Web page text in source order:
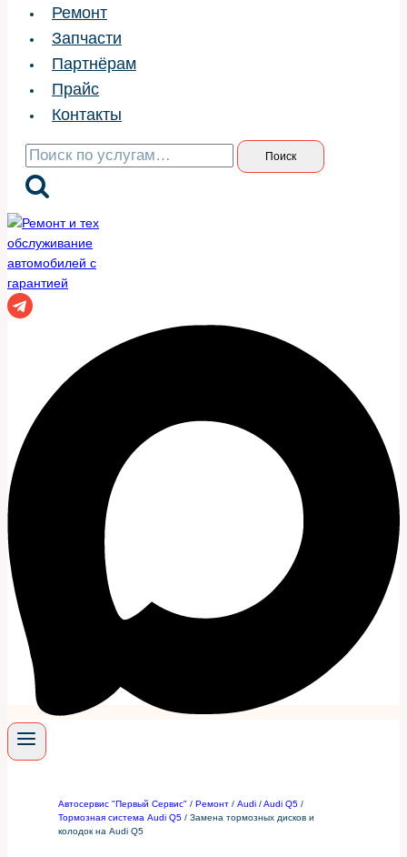
Ремонт
Запчасти
Партнёрам
Прайс
Контакты
Искать: Поиск
Автосервис "Первый Сервис" / Ремонт / Audi /Audi Q5 /
Тормозная система Audi Q5 / Замена тормозных дисков и
колодок на Audi Q5